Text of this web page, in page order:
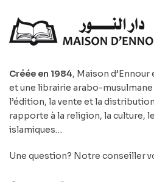
Créée en 1984, Maison
et une librairie arabo-
l’édition, la vente et la
rapporte à la religion, la culture,
islamiques…
Une question? Notre conseiller